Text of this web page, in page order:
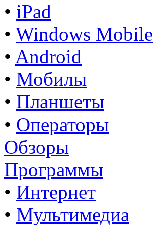
• iPad
• Windows Mobile
• Android
• Мобилы
• Планшеты
• Операторы
Обзоры
Программы
• Интернет
• Мультимедиа